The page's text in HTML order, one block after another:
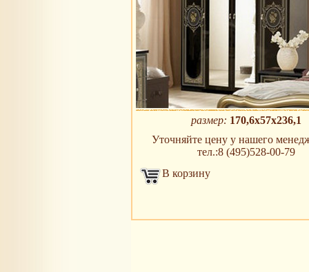
размер: 170,6х57х236,1
Уточняйте цену у нашего
тел.:8 (495)528-00-79
В корзину